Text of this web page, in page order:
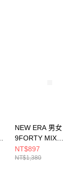
NEW ERA 男女
9FORTY MIX
LEAGUE
城老鷹 深青
NT$897
NT$1,380